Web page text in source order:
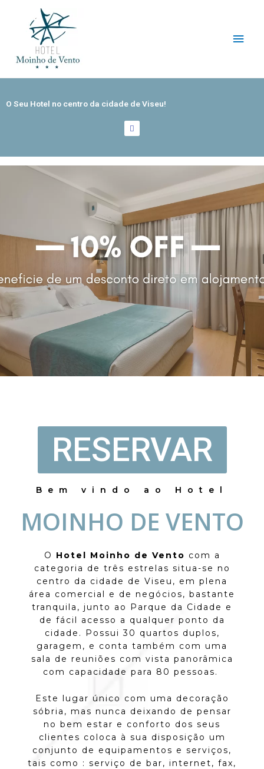
O Seu Hotel no centro da cidade de Viseu!
F
a
c
b
RESERVAR
Bem vindo ao Hotel
MOINHO DE VENTO
O Hotel Moinho de Vento com a
categoria de três estrelas situa-se no
centro da cidade de Viseu, em plena
área comercial e de negócios, bastante
tranquila, junto ao Parque da Cidade e
de fácil acesso a qualquer ponto da
cidade. Possui 30 quartos duplos,
garagem, e conta também com uma
sala de reuniões com vista panorâmica
com capacidade para 80 pessoas.
Este lugar único com uma decoração
sóbria, mas nunca deixando de pensar
no bem estar e conforto dos seus
clientes coloca à sua disposição um
conjunto de equipamentos e serviços,
tais como : serviço de bar, internet, fax,